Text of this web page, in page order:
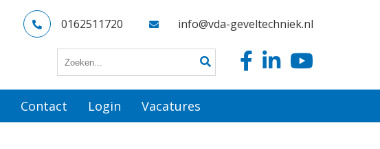
0162511720 info@vda-geveltechniek.nl
Contact Login Vacatures